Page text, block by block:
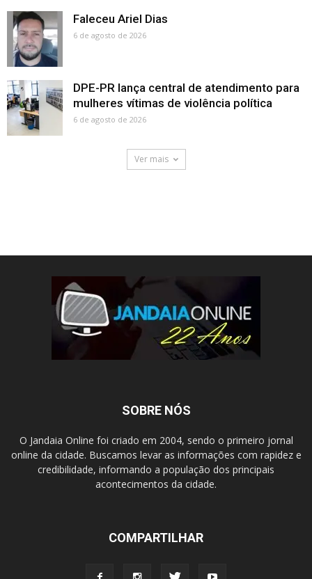
Faleceu Ariel Dias
6 de agosto de 2026
DPE-PR lança central de atendimento para
mulheres vítimas de violência política
6 de agosto de 2026
Ver mais
SOBRE NÓS
O Jandaia Online foi criado em 2004, sendo o primeiro jornal
online da cidade. Buscamos levar as informações com rapidez e
credibilidade, informando a população dos principais
acontecimentos da cidade.
COMPARTILHAR